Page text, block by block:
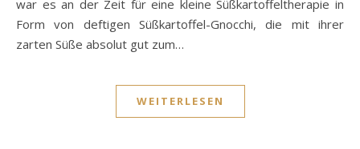
war es an der Zeit für eine kleine Süßkartoffeltherapie in
Form von deftigen Süßkartoffel-Gnocchi, die mit ihrer
zarten Süße absolut gut zum…
WEITERLESEN